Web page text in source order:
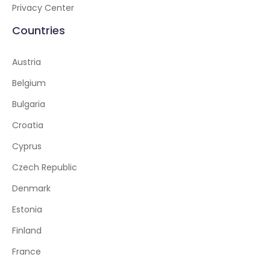
Privacy Center
Countries
Austria
Belgium
Bulgaria
Croatia
Cyprus
Czech Republic
Denmark
Estonia
Finland
France